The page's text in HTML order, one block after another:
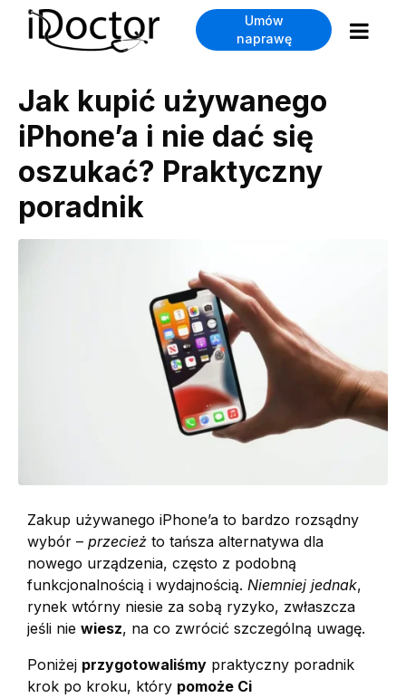
Umów
naprawę
Jak kupić używanego
iPhone’a i nie dać się
oszukać? Praktyczny
poradnik
Zakup używanego iPhone’a to bardzo rozsądny
wybór – przecież to tańsza alternatywa dla
nowego urządzenia, często z podobną
funkcjonalnością i wydajnością. Niemniej jednak,
rynek wtórny niesie za sobą ryzyko, zwłaszcza
jeśli nie wiesz, na co zwrócić szczególną uwagę.
Poniżej przygotowaliśmy praktyczny poradnik
krok po kroku, który pomoże Ci